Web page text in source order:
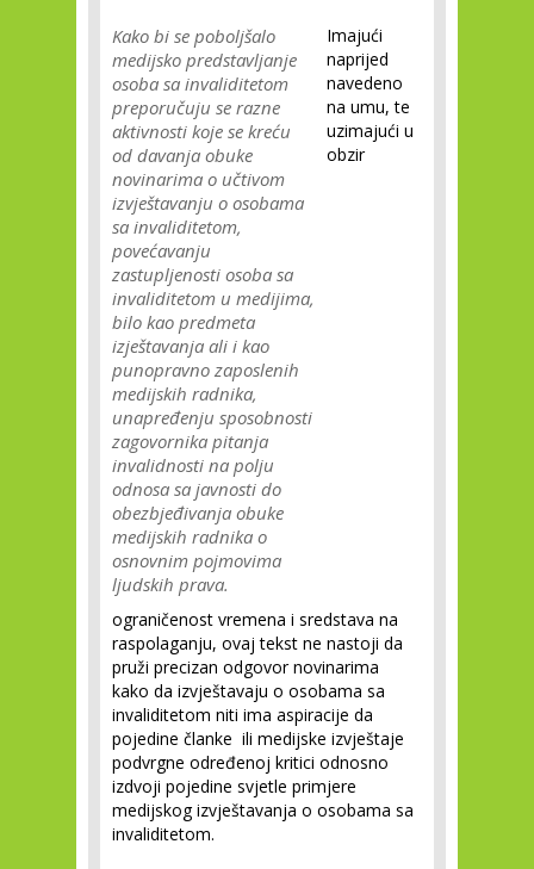
Kako bi se poboljšalo
medijsko predstavljanje
osoba sa invaliditetom
preporučuju se razne
aktivnosti koje se kreću
od davanja obuke
novinarima o učtivom
izvještavanju o osobama
sa invaliditetom,
povećavanju
zastupljenosti osoba sa
invaliditetom u medijima,
bilo kao predmeta
izještavanja ali i kao
punopravno zaposlenih
medijskih radnika,
unapređenju sposobnosti
zagovornika pitanja
invalidnosti na polju
odnosa sa javnosti do
obezbjeđivanja obuke
medijskih radnika o
osnovnim pojmovima
ljudskih prava.
Imajući
naprijed
navedeno
na umu, te
uzimajući u
obzir
ograničenost vremena i sredstava na
raspolaganju, ovaj tekst ne nastoji da
pruži precizan odgovor novinarima
kako da izvještavaju o osobama sa
invaliditetom niti ima aspiracije da
pojedine članke ili medijske izvještaje
podvrgne određenoj kritici odnosno
izdvoji pojedine svjetle primjere
medijskog izvještavanja o osobama sa
invaliditetom.